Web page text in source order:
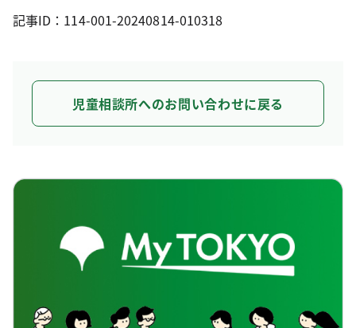
記事ID：114-001-20240814-010318
児童相談所へのお問い合わせに戻る